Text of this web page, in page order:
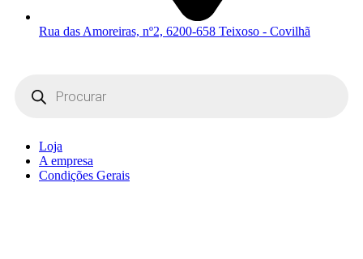
Rua das Amoreiras, nº2, 6200-658 Teixoso - Covilhã
search
Loja
A empresa
Condições Gerais